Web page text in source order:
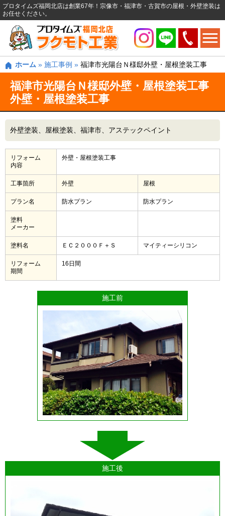
プロタイムズ福岡北店は創業67年！宗像市・福津市・古賀市の屋根・外壁塗装は
お任せください。
ホーム » 施工事例 » 福津市光陽台Ｎ様邸外壁・屋根塗装工事
福津市光陽台Ｎ様邸外壁・屋根塗装工事
外壁・屋根塗装工事
外壁塗装 屋根塗装 福津市 アステックペイント
リフォーム
内容
外壁・屋根塗装工事
工事箇所 外壁 屋根
プラン名 防水プラン 防水プラン
塗料
メーカー
塗料名 ＥＣ２０００Ｆ＋Ｓ マイティーシリコン
リフォーム
期間
16日間
施工前
施工後